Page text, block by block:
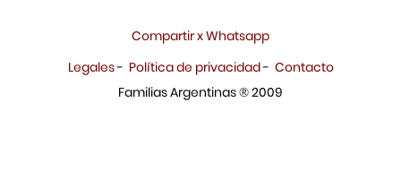
Compartir x Whatsapp
Legales- Política de privacidad- Contacto
Familias Argentinas ® 2009